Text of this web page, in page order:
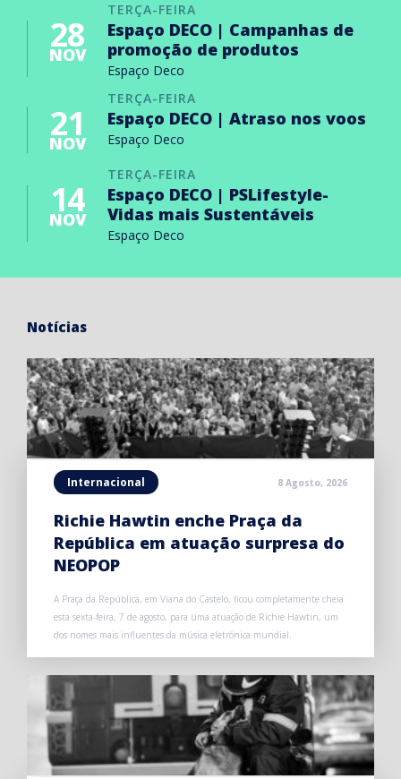
TERÇA-FEIRA
28
NOV
Espaço DECO | Campanhas de
promoção de produtos
Espaço Deco
TERÇA-FEIRA
21
NOV
Espaço DECO | Atraso nos voos
Espaço Deco
TERÇA-FEIRA
14
NOV
Espaço DECO | PSLifestyle-
Vidas mais Sustentáveis
Espaço Deco
Notícias
Internacional 8 Agosto, 2026
Richie Hawtin enche Praça da
República em atuação surpresa do
NEOPOP
A Praça da República, em Viana do Castelo, ficou completamente cheia
esta sexta-feira, 7 de agosto, para uma atuação de Richie Hawtin, um
dos nomes mais influentes da música eletrónica mundial.